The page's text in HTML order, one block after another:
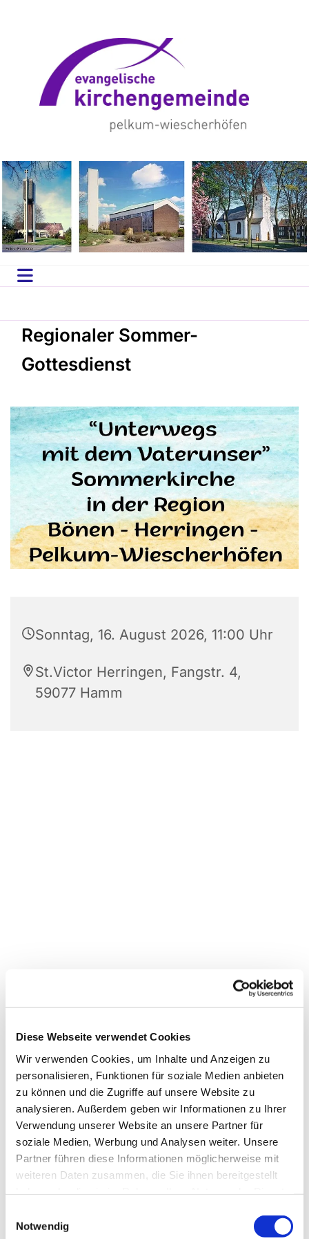
Diese Webseite verwendet Cookies
Wir verwenden Cookies, um Inhalte und Anzeigen zu
personalisieren, Funktionen für soziale Medien anbieten
zu können und die Zugriffe auf unsere Website zu
analysieren. Außerdem geben wir Informationen zu Ihrer
Verwendung unserer Website an unsere Partner für
soziale Medien, Werbung und Analysen weiter. Unsere
Partner führen diese Informationen möglicherweise mit
weiteren Daten zusammen, die Sie ihnen bereitgestellt
Notwendig
Regionaler Sommer-
Gottesdienst
Sonntag, 16. August 2026, 11:00 Uhr
St.Victor Herringen, Fangstr. 4,
59077 Hamm
Dies könnte Sie auch
interessieren